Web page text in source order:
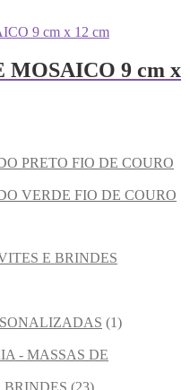
9 cm x
FIO DE COURO
FIO DE COURO
E BRINDES
(1)
- MASSAS DE
BRINDES (23)